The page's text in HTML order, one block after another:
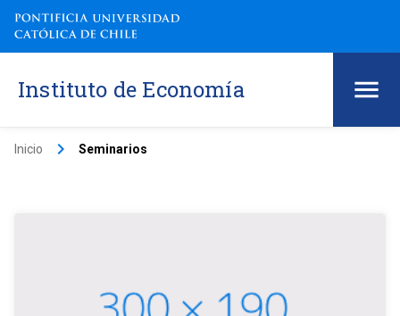
Instituto de Economía
Inicio keyboard_arrow_right Seminarios